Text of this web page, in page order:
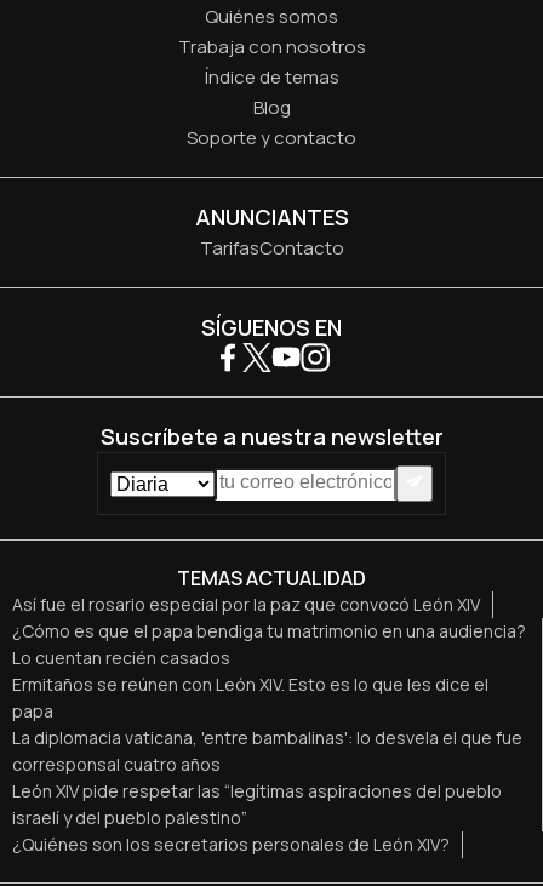
Quiénes somos
Trabaja con nosotros
Índice de temas
Blog
Soporte y contacto
ANUNCIANTES
TarifasContacto
TEMAS ACTUALIDAD
Así fue el rosario especial por la paz que convocó León XIV
¿Cómo es que el papa bendiga tu matrimonio en una audiencia?
Lo cuentan recién casados
Ermitaños se reúnen con León XIV. Esto es lo que les dice el
papa
La diplomacia vaticana, 'entre bambalinas': lo desvela el que fue
corresponsal cuatro años
León XIV pide respetar las “legítimas aspiraciones del pueblo
israelí y del pueblo palestino”
¿Quiénes son los secretarios personales de León XIV?
SÍGUENOS EN
Suscríbete a nuestra newsletter